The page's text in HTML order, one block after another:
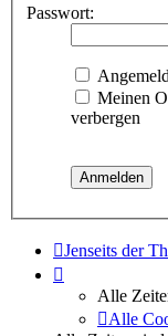
Passwort:
Meinen
verbergen
Jenseits der
Alle
Alle